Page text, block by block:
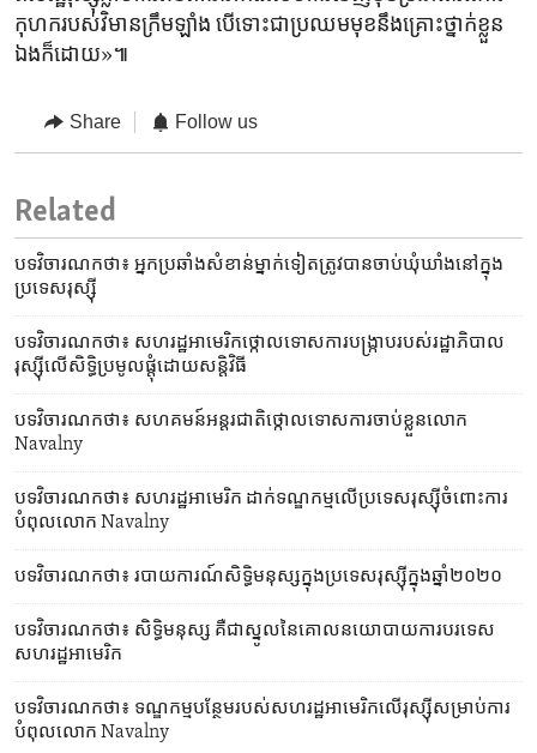
កុហករបស់​វិមាន​ក្រឹមឡាំង បើ​ទោះ​ជា​ប្រឈម​មុខ​នឹង​គ្រោះថ្នាក់​ខ្លួន​
ឯង​ក៏​ដោយ»៕
Share Follow us
Related
បទវិចារណកថា៖ អ្នកប្រឆាំង​សំខាន់​ម្នាក់​ទៀត​ត្រូវ​បាន​ចាប់​ឃុំឃាំង​នៅ​ក្នុង​
ប្រទេស​រុស្ស៊ី
បទវិចារណកថា៖ សហរដ្ឋ​អាមេរិក​ថ្កោលទោស​ការ​បង្ក្រាប​របស់​រដ្ឋាភិបាល​
រុស្ស៊ី​លើ​សិទ្ធិ​ប្រមូល​ផ្តុំ​ដោយ​សន្តិវិធី
បទវិចារណកថា៖ សហគមន៍​អន្តរជាតិ​ថ្កោលទោស​ការ​ចាប់ខ្លួន​លោក
Navalny
បទវិចារណកថា៖ សហរដ្ឋ​អាមេរិក ដាក់ទណ្ឌកម្ម​លើ​ប្រទេស​រុស្ស៊ី​ចំពោះ​ការ
បំពុល​លោក Navalny
បទ​វិចារណកថា៖ របាយការណ៍​សិទ្ធិ​មនុស្ស​ក្នុង​ប្រទេស​រុស្ស៊ី​ក្នុង​ឆ្នាំ២០២០
បទវិចារណកថា៖ សិទ្ធិ​មនុស្ស គឺជា​ស្នូល​នៃ​គោលនយោបាយ​ការបរទេស​
សហរដ្ឋ​អាមេរិក
បទវិចារណកថា៖ ទណ្ឌកម្ម​បន្ថែម​របស់​សហរដ្ឋ​អាមេរិក​លើ​រុស្ស៊ី​សម្រាប់​ការ
បំពុល​លោក Navalny